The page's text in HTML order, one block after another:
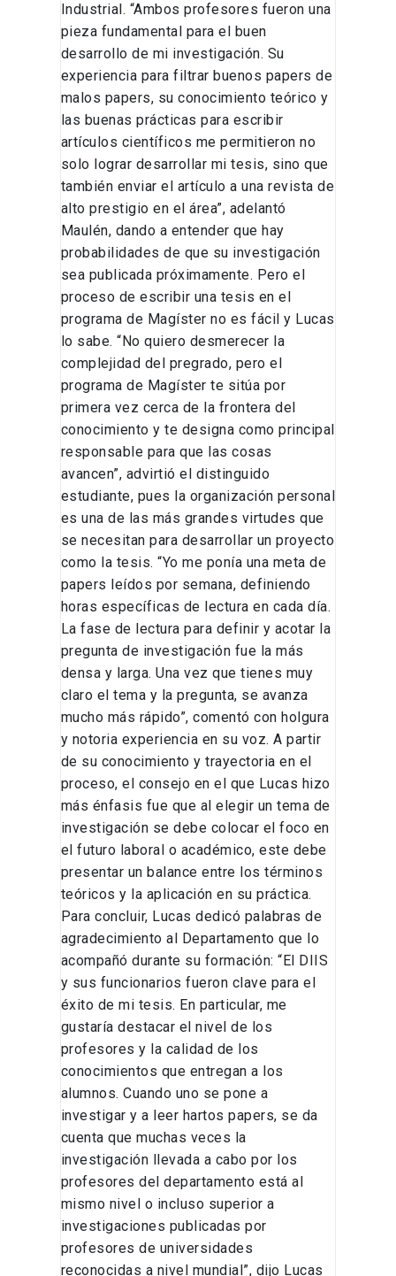
Industrial. “Ambos profesores fueron una
pieza fundamental para el buen
desarrollo de mi investigación. Su
experiencia para filtrar buenos papers de
malos papers, su conocimiento teórico y
las buenas prácticas para escribir
artículos científicos me permitieron no
solo lograr desarrollar mi tesis, sino que
también enviar el artículo a una revista de
alto prestigio en el área”, adelantó
Maulén, dando a entender que hay
probabilidades de que su investigación
sea publicada próximamente. Pero el
proceso de escribir una tesis en el
programa de Magíster no es fácil y Lucas
lo sabe. “No quiero desmerecer la
complejidad del pregrado, pero el
programa de Magíster te sitúa por
primera vez cerca de la frontera del
conocimiento y te designa como principal
responsable para que las cosas
avancen”, advirtió el distinguido
estudiante, pues la organización personal
es una de las más grandes virtudes que
se necesitan para desarrollar un proyecto
como la tesis. “Yo me ponía una meta de
papers leídos por semana, definiendo
horas específicas de lectura en cada día.
La fase de lectura para definir y acotar la
pregunta de investigación fue la más
densa y larga. Una vez que tienes muy
claro el tema y la pregunta, se avanza
mucho más rápido”, comentó con holgura
y notoria experiencia en su voz. A partir
de su conocimiento y trayectoria en el
proceso, el consejo en el que Lucas hizo
más énfasis fue que al elegir un tema de
investigación se debe colocar el foco en
el futuro laboral o académico, este debe
presentar un balance entre los términos
teóricos y la aplicación en su práctica.
Para concluir, Lucas dedicó palabras de
agradecimiento al Departamento que lo
acompañó durante su formación: “El DIIS
y sus funcionarios fueron clave para el
éxito de mi tesis. En particular, me
gustaría destacar el nivel de los
profesores y la calidad de los
conocimientos que entregan a los
alumnos. Cuando uno se pone a
investigar y a leer hartos papers, se da
cuenta que muchas veces la
investigación llevada a cabo por los
profesores del departamento está al
mismo nivel o incluso superior a
investigaciones publicadas por
profesores de universidades
reconocidas a nivel mundial”, dijo Lucas